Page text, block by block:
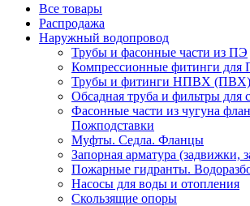
Все товары
Распродажа
Наружный водопровод
Трубы и фасонные части из ПЭ
Компрессионные фитинги для
Трубы и фитинги НПВХ (ПВХ)
Обсадная труба и фильтры для
Фасонные части из чугуна
Пожподставки
Муфты. Седла. Фланцы
Запорная арматура (задвижки,
Пожарные гидранты.
Насосы для воды и отопления
Скользящие опоры